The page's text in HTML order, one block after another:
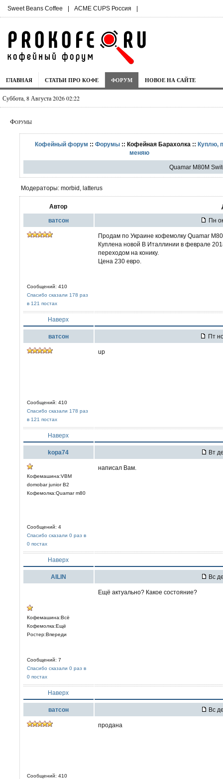
Sweet Beans Coffee | ACME CUPS Россия |
ГЛАВНАЯ СТАТЬИ ПРО КОФЕ ФОРУМ НОВОЕ НА САЙТЕ
Суббота, 8 Августа 2026 02:22
Форумы
Кофейный форум :: Форумы :: Кофейная Барахолка :: Куплю,
меняю
Quamar M80M
Модераторы: morbid, latterus
Автор
ватсон Пн
Сообщений: 410
Спасибо сказали 178 раз
в 121 постах
Продам по Украине кофемолку Quamar
Куплена новой В Италлинии в феврале
переходом на конику.
Цена 230 евро.
Наверх
ватсон Пт
Сообщений: 410
Спасибо сказали 178 раз
в 121 постах
up
Наверх
kopa74 Вт
Кофемашина:VBM
domobar junior B2
Кофемолка:Quamar m80
Сообщений: 4
Спасибо сказали 0 раз в
0 постах
написал Вам.
Наверх
AILIN Вс
Кофемашина:Всё
Кофемолка:Ещё
Ростер:Впереди
Сообщений: 7
Спасибо сказали 0 раз в
0 постах
Ещё актуально? Какое состояние?
Наверх
ватсон Вс
Сообщений: 410
продана